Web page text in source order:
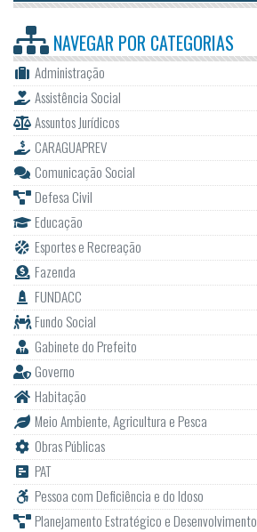
NAVEGAR POR CATEGORIAS
Administração
Assistência Social
Assuntos Jurídicos
CARAGUAPREV
Comunicação Social
Defesa Civil
Educação
Esportes e Recreação
Fazenda
FUNDACC
Fundo Social
Gabinete do Prefeito
Governo
Habitação
Meio Ambiente, Agricultura e Pesca
Obras Públicas
PAT
Pessoa com Deficiência e do Idoso
Planejamento Estratégico e Desenvolvimento